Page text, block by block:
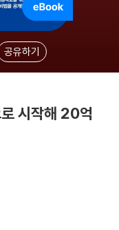
공유하기
시작해 20억